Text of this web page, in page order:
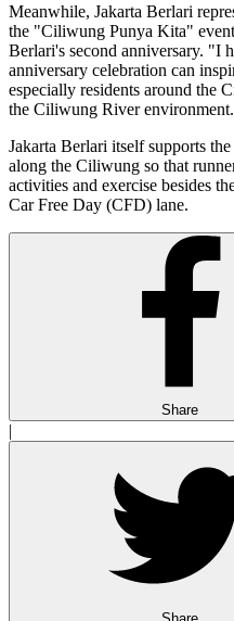
Meanwhile, Jakarta Berlari
the "Ciliwung Punya Kita"
Berlari's second anniversary. "I
anniversary celebration can
especially residents around the
the Ciliwung River
Jakarta Berlari itself supports
along the Ciliwung so that
activities and exercise besides
Car Free Day (CFD) lane.
Share
|